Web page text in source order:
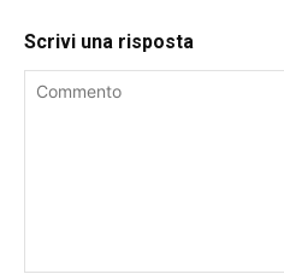
Scrivi una risposta